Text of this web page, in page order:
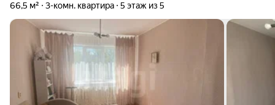
66,5 м² 3-комн. квартира 5 этаж из 5